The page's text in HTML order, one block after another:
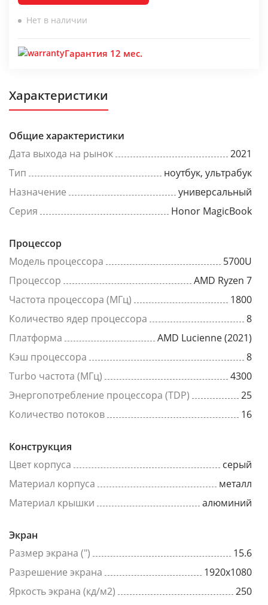
Нет в наличии
Гарантия 12 мес.
Характеристики
Общие характеристики
Дата выхода на рынок
2021
Тип
ноутбук, ультрабук
Назначение
универсальный
Серия
Honor MagicBook
Процессор
Модель процессора
5700U
Процессор
AMD Ryzen 7
Частота процессора (МГц)
1800
Количество ядер процессора
8
Платформа
AMD Lucienne (2021)
Кэш процессора
8
Turbo частота (МГц)
4300
Энергопотребление процессора (TDP)
25
Количество потоков
16
Конструкция
Цвет корпуса
серый
Материал корпуса
металл
Материал крышки
алюминий
Экран
Размер экрана (")
15.6
Разрешение экрана
1920x1080
Яркость экрана (кд/м2)
250